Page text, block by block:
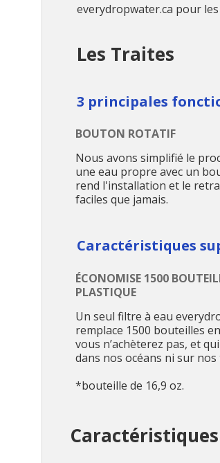
everydropwater.ca pour
Les Traites
3 principales
BOUTON ROTATIF
Nous avons simplifié le
une eau propre avec un
rend l'installation et le
faciles que jamais.
Caractéristiques
ÉCONOMISE 1500
PLASTIQUE
Un seul filtre à eau
remplace 1500 bouteilles
vous n’achèterez pas, et
dans nos océans ni sur
*bouteille de 16,9 oz.
Caractéristiques